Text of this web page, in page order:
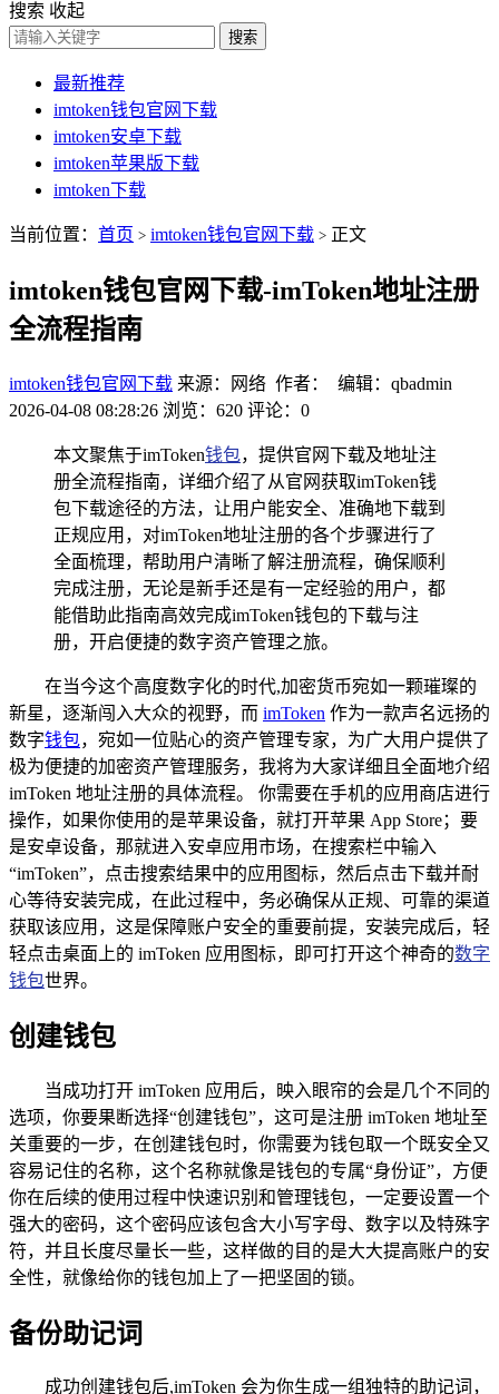
搜索 收起
搜索
最新推荐
imtoken钱包官网下载
imtoken安卓下载
imtoken苹果版下载
imtoken下载
当前位置： 首页 > imtoken钱包官网下载 > 正文
imtoken钱包官网下载-imToken地址注册
全流程指南
imtoken钱包官网下载 来源：网络 作者： 编辑：qbadmin
2026-04-08 08:28:26 浏览：620 评论：0
本文聚焦于imToken钱包，提供官网下载及地址注
册全流程指南，详细介绍了从官网获取imToken钱
包下载途径的方法，让用户能安全、准确地下载到
正规应用，对imToken地址注册的各个步骤进行了
全面梳理，帮助用户清晰了解注册流程，确保顺利
完成注册，无论是新手还是有一定经验的用户，都
能借助此指南高效完成imToken钱包的下载与注
册，开启便捷的数字资产管理之旅。
在当今这个高度数字化的时代,加密货币宛如一颗璀璨的
新星，逐渐闯入大众的视野，而 imToken 作为一款声名远扬的
数字钱包，宛如一位贴心的资产管理专家，为广大用户提供了
极为便捷的加密资产管理服务，我将为大家详细且全面地介绍
imToken 地址注册的具体流程。 你需要在手机的应用商店进行
操作，如果你使用的是苹果设备，就打开苹果 App Store；要
是安卓设备，那就进入安卓应用市场，在搜索栏中输入
“imToken”，点击搜索结果中的应用图标，然后点击下载并耐
心等待安装完成，在此过程中，务必确保从正规、可靠的渠道
获取该应用，这是保障账户安全的重要前提，安装完成后，轻
轻点击桌面上的 imToken 应用图标，即可打开这个神奇的数字
钱包世界。
创建钱包
当成功打开 imToken 应用后，映入眼帘的会是几个不同的
选项，你要果断选择“创建钱包”，这可是注册 imToken 地址至
关重要的一步，在创建钱包时，你需要为钱包取一个既安全又
容易记住的名称，这个名称就像是钱包的专属“身份证”，方便
你在后续的使用过程中快速识别和管理钱包，一定要设置一个
强大的密码，这个密码应该包含大小写字母、数字以及特殊字
符，并且长度尽量长一些，这样做的目的是大大提高账户的安
全性，就像给你的钱包加上了一把坚固的锁。
备份助记词
成功创建钱包后,imToken 会为你生成一组独特的助记词，